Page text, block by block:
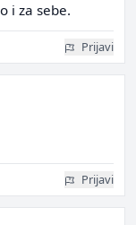
i za sebe.
Prijavi
Prijavi